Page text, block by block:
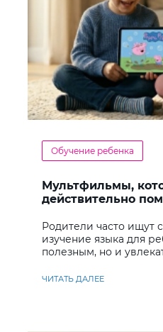
Обучение ребенка
Мультфильмы,
действительно
Родители часто ищут
изучение языка для
полезным, но и
ЧИТАТЬ ДАЛЕЕ